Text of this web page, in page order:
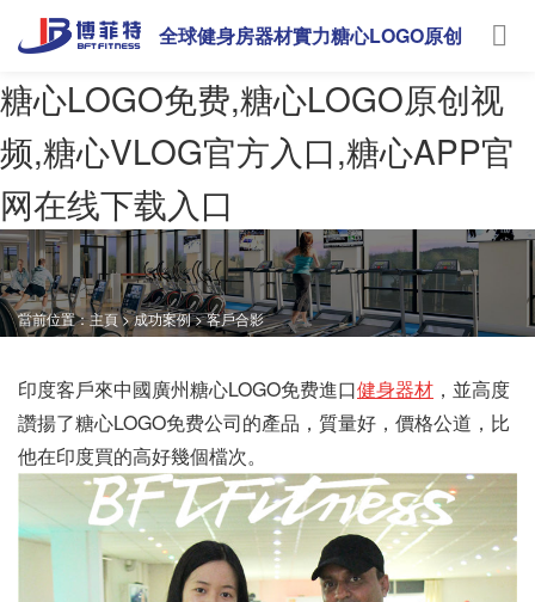
糖心LOGO免费,糖心LOGO原创视
频,糖心VLOG官方入口,糖心APP官
网在线下载入口
全球健身房器材實力糖心LOGO原创
當前位置：主頁>成功案例>客戶合影
印度客戶來中國廣州糖心LOGO免费進口健身器材 ，並高度
讚揚了糖心LOGO免费公司的產品，質量好，價格公道，比
他在印度買的高好幾個檔次。